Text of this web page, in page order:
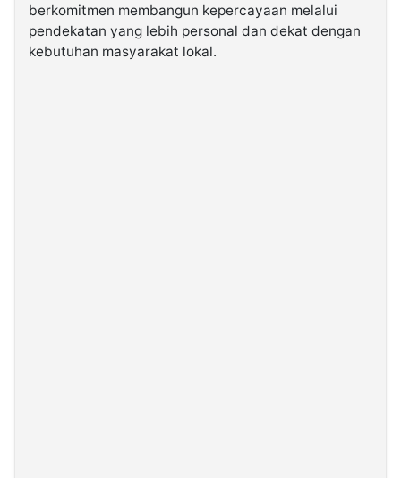
Holding
berkomitmen membangun kepercayaan melalui
pendekatan yang lebih personal dan dekat dengan
kebutuhan masyarakat lokal.